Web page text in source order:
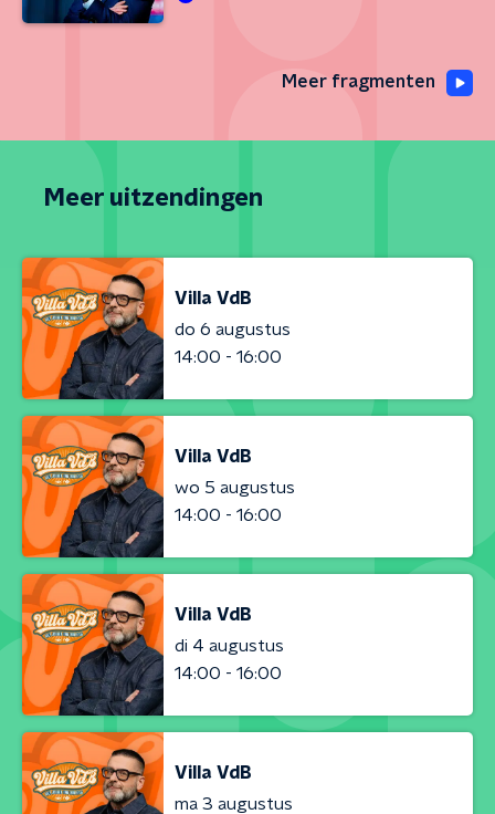
Meer fragmenten
Meer uitzendingen
Villa VdB
do 6 augustus
14:00 - 16:00
Villa VdB
wo 5 augustus
14:00 - 16:00
Villa VdB
di 4 augustus
14:00 - 16:00
Villa VdB
ma 3 augustus